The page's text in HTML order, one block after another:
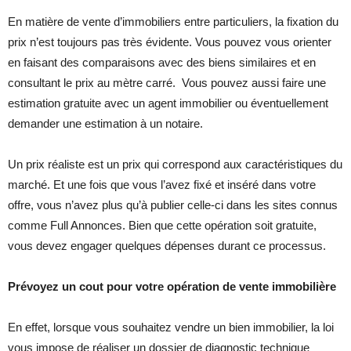
En matière de vente d’immobiliers entre particuliers, la fixation du
prix n’est toujours pas très évidente. Vous pouvez vous orienter
en faisant des comparaisons avec des biens similaires et en
consultant le prix au mètre carré. Vous pouvez aussi faire une
estimation gratuite avec un agent immobilier ou éventuellement
demander une estimation à un notaire.
Un prix réaliste est un prix qui correspond aux caractéristiques du
marché. Et une fois que vous l’avez fixé et inséré dans votre
offre, vous n’avez plus qu’à publier celle-ci dans les sites connus
comme Full Annonces. Bien que cette opération soit gratuite,
vous devez engager quelques dépenses durant ce processus.
Prévoyez un cout pour votre opération de vente immobilière
En effet, lorsque vous souhaitez vendre un bien immobilier, la loi
vous impose de réaliser un dossier de diagnostic technique